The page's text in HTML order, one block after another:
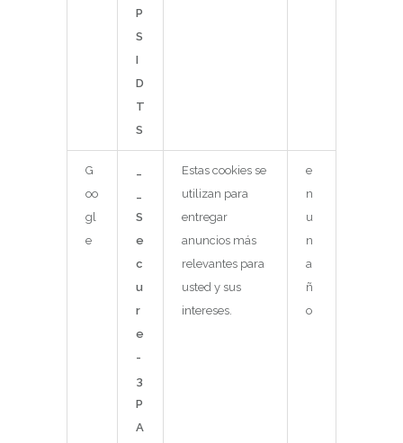
P
S
I
D
T
S
G
oo
gl
e
S
e
c
u
r
e
-
3
P
A
Estas cookies se
utilizan para
entregar
anuncios más
relevantes para
usted y sus
intereses.
e
n
u
n
a
ñ
o